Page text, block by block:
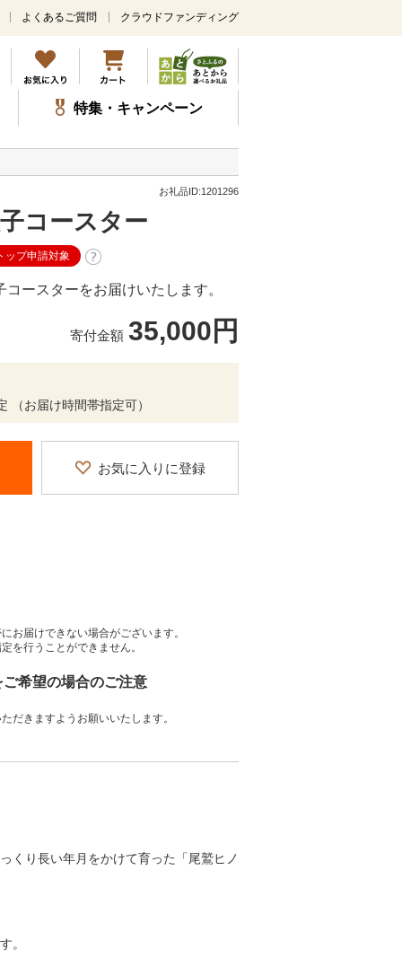
メ
ン
コ
ン
テ
ツ
ッ
よくあるご質問 クラウドファンディング
特集・キャンペーン
お礼品ID:1201296
コースター
ップ申請対象
ースターをお届けいたします。
寄付金額 35,000円
（お届け時間帯指定可）
お気に入りに登録
お届けできない場合がございます。
を行うことができません。
希望の場合のご注意
だきますようお願いいたします。
くり長い年月をかけて育った「尾鷲ヒノ
。